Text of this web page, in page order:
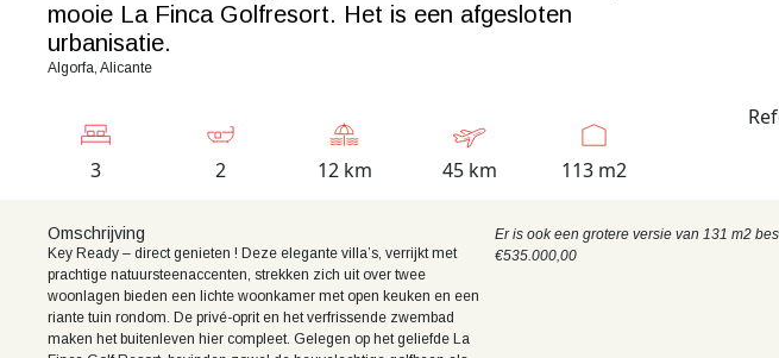
mooie La Finca Golfresort. Het is een afgesloten
urbanisatie.
Algorfa, Alicante
3 2 12 km 45 km 113 m2
Omschrijving
Key Ready – direct genieten ! Deze elegante villa’s, verrijkt met
prachtige natuursteenaccenten, strekken zich uit over twee
woonlagen bieden een lichte woonkamer met open keuken en een
riante tuin rondom. De privé-oprit en het verfrissende zwembad
maken het buitenleven hier compleet. Gelegen op het geliefde La
Er is ook een grotere versie van 131 m2
€535.000,00